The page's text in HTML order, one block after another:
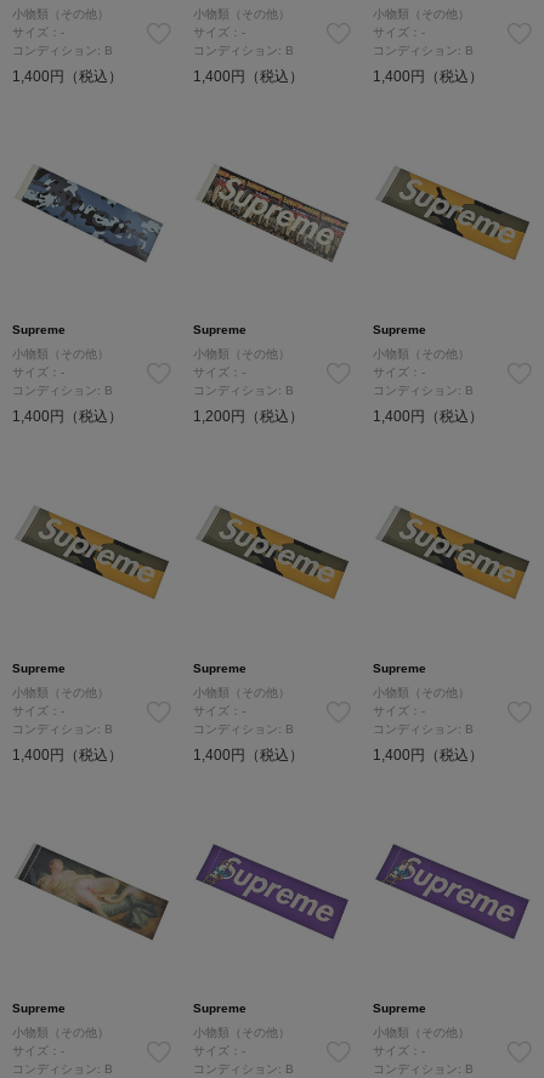
小物類（その他）
サイズ：-
コンディション: B
1,400円（税込）
小物類（その他）
サイズ：-
コンディション: B
1,400円（税込）
小物類（その他）
サイズ：-
コンディション: B
1,400円（税込）
Supreme
小物類（その他）
サイズ：-
コンディション: B
1,400円（税込）
Supreme
小物類（その他）
サイズ：-
コンディション: B
1,200円（税込）
Supreme
小物類（その他）
サイズ：-
コンディション: B
1,400円（税込）
Supreme
小物類（その他）
サイズ：-
コンディション: B
1,400円（税込）
Supreme
小物類（その他）
サイズ：-
コンディション: B
1,400円（税込）
Supreme
小物類（その他）
サイズ：-
コンディション: B
1,400円（税込）
Supreme
小物類（その他）
サイズ：-
コンディション: B
Supreme
小物類（その他）
サイズ：-
コンディション: B
Supreme
小物類（その他）
サイズ：-
コンディション: B